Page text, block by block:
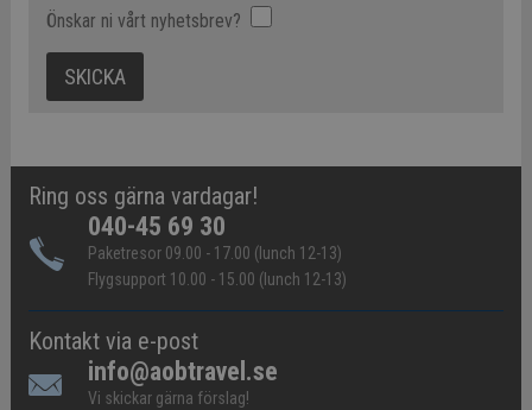
Önskar ni vårt nyhetsbrev?
Ring oss gärna vardagar!
040-45 69 30
Paketresor 09.00 - 17.00 (lunch 12-13)
Flygsupport 10.00 - 15.00 (lunch 12-13)
Kontakt via e-post
info@aobtravel.se
Vi skickar gärna förslag!